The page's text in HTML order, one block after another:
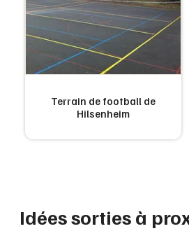
Terrain de football de
Hilsenheim
Idées sorties à